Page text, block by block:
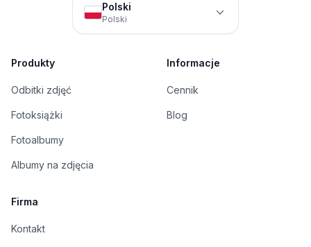
Polski
Polski
Produkty
Odbitki zdjęć
Fotoksiążki
Fotoalbumy
Albumy na zdjęcia
Informacje
Cennik
Blog
Firma
Kontakt